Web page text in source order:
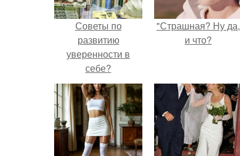
Советы по
развитию
уверенности в
себе?
"Страшная? Ну да,
и что?